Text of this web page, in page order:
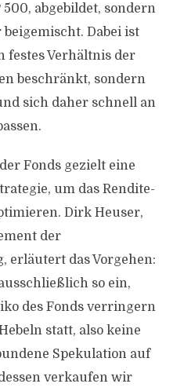
abgebildet, sondern
Dabei ist
festes Verhältnis der
beschränkt, sondern
sich daher schnell an
Fonds gezielt eine
um das Rendite-
Dirk Heuser,
der
erläutert das Vorgehen:
so ein,
des Fonds verringern
statt, also keine
Spekulation auf
verkaufen wir